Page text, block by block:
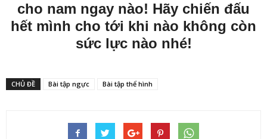
cho nam ngay nào! Hãy chiến đấu
hết mình cho tới khi nào không còn
sức lực nào nhé!
CHỦ ĐỀ Bài tập ngực Bài tập thể hình